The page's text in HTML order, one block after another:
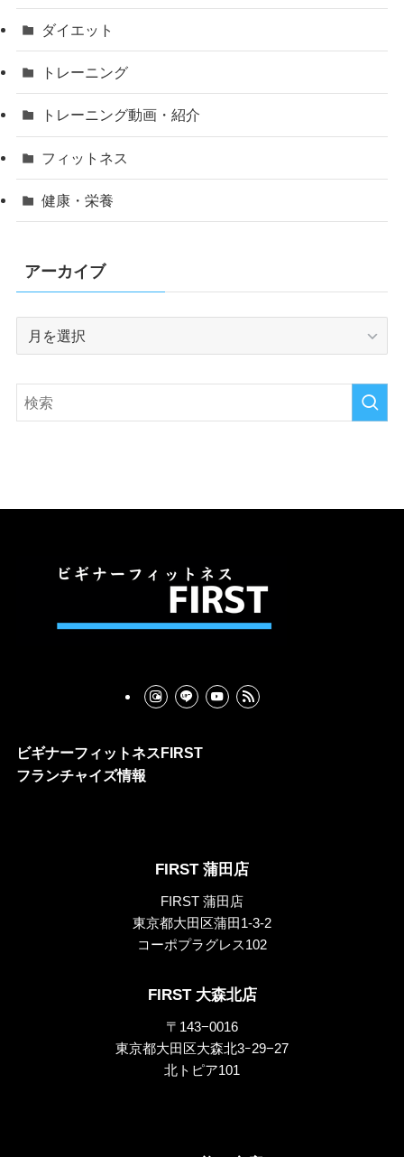
ダイエット
トレーニング
トレーニング動画・紹介
フィットネス
健康・栄養
アーカイブ
イ
ブ
ビギナーフィットネスFIRST
フランチャイズ情報
FIRST 蒲田店
FIRST 蒲田店
東京都大田区蒲田1-3-2
コーポプラグレス102
FIRST 大森北店
〒143−0016
東京都大田区大森北3ｰ29−27
北トピア101